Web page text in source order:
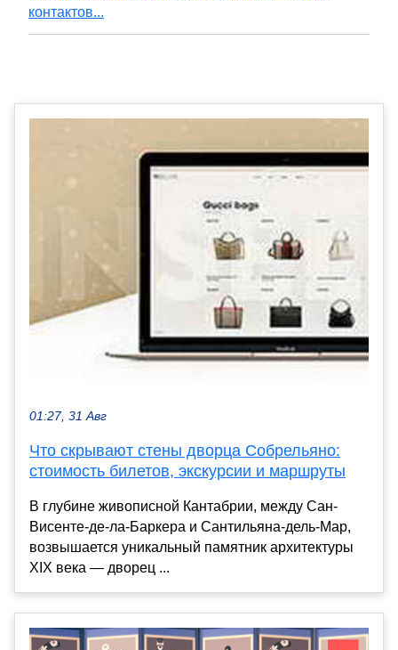
контактов...
01:27, 31 Авг
Что скрывают стены дворца Собрельяно:
стоимость билетов, экскурсии и маршруты
В глубине живописной Кантабрии, между Сан-
Висенте-де-ла-Баркера и Сантильяна-дель-Мар,
возвышается уникальный памятник архитектуры
XIX века — дворец ...